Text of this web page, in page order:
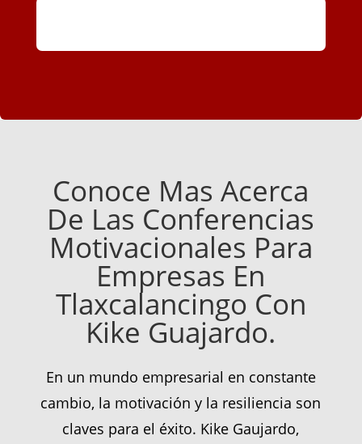
Conoce Mas Acerca
De Las Conferencias
Motivacionales Para
Empresas En
Tlaxcalancingo Con
Kike Guajardo.
En un mundo empresarial en constante
cambio, la motivación y la resiliencia son
claves para el éxito. Kike Gaujardo,